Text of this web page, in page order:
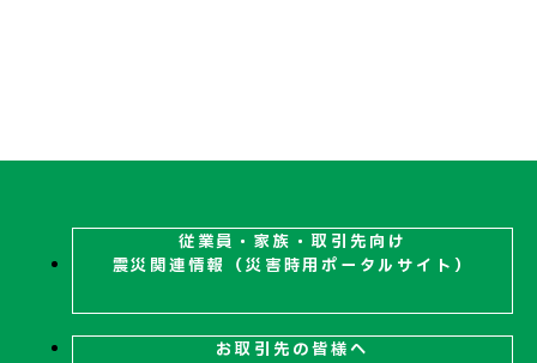
従業員・家族・取引先向け
震災関連情報（災害時用ポータルサイト）
お取引先の皆様へ